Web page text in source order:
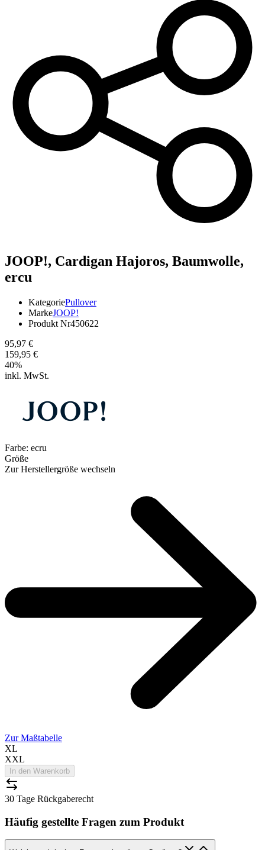
JOOP!, Cardigan Hajoros, Baumwolle,
ercu
KategoriePullover
MarkeJOOP!
Produkt Nr450622
95,97 €
159,95 €
40%
inkl. MwSt.
Farbe: ecru
Größe
Zur Herstellergröße wechseln
Zur Maßtabelle
XL
XXL
In den Warenkorb
30 Tage Rückgaberecht
Häufig gestellte Fragen zum Produkt